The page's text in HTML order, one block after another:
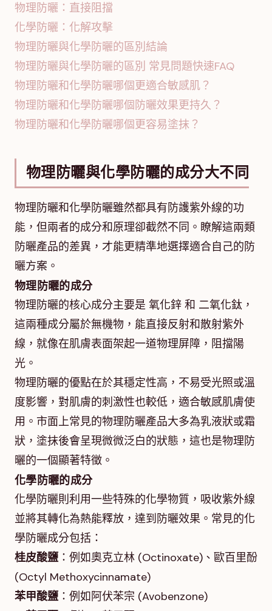
物理防曬：直接阻擋
化學防曬：化解攻擊
物理防曬與化學防曬的區別結論
物理防曬與化學防曬的區別 常見問題快速FAQ
物理防曬和化學防曬哪個更適合敏感肌？
物理防曬和化學防曬哪個防曬效果更持久？
物理防曬和化學防曬哪個更容易塗抹？
物理防曬與化學防曬的成分大不同
物理防曬和化學防曬雖然都具有防護紫外線的功
能，但兩者的成分和原理卻截然不同。瞭解這兩類
防曬產品的差異，才能更精準地選擇適合自己的防
曬方案。
物理防曬的成分
物理防曬的核心成分主要是 氧化鋅 和 二氧化鈦，
這兩種成分屬於無機物，能直接反射和散射紫外
線，就像在肌膚表面架起一道物理屏障，阻擋陽
光。
物理防曬的優點在於其穩定性高，不易受光照或溫
度影響，對肌膚的刺激性也較低，適合敏感肌膚使
用。市面上常見的物理防曬產品大多為乳液狀或霜
狀，塗抹後會呈現微微泛白的狀態，這也是物理防
曬的一個顯著特徵。
化學防曬的成分
化學防曬則利用一些特殊的化學物質，吸收紫外線
並將其轉化為熱能釋放，達到防曬效果。常見的化
學防曬成分包括：
桂皮酸鹽 ：例如奧克立林 (Octinoxate)、歐百里酚
(Octyl Methoxycinnamate)
苯甲酸鹽 ：例如阿伏苯宗 (Avobenzone)